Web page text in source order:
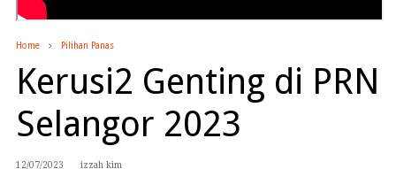
Home Pilihan Panas
Kerusi2 Genting di PRN
Selangor 2023
12/07/2023 izzah kim